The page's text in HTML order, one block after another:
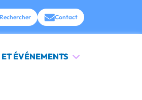
Rechercher Contact
ÉVÉNEMENTS